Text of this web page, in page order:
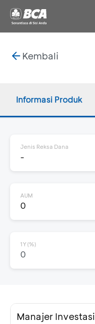
Kembali
Informasi Produk
Jenis Reksa Dana
-
AUM
0
1Y (%)
0
Manajer Investasi